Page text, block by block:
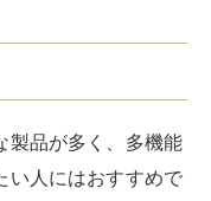
、洗濯機周りがす
ることで汚れを落と
の連携機能を持つ機
たり、運転終了の通